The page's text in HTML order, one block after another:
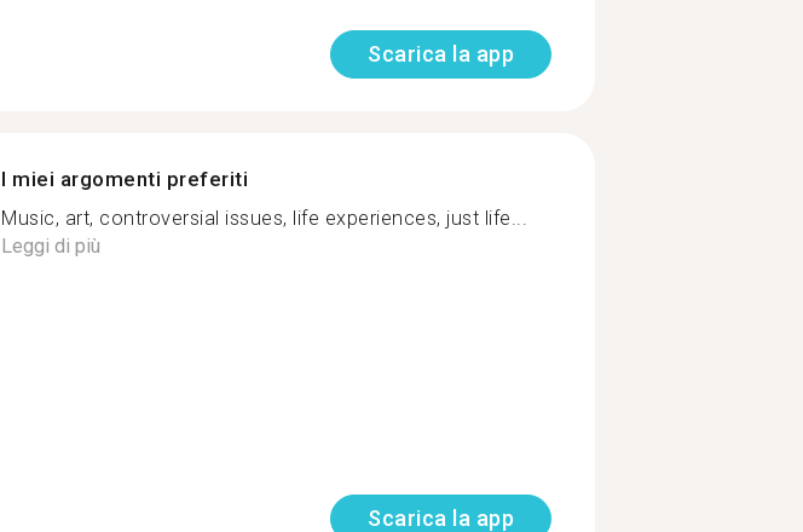
Scarica la app
I miei argomenti preferiti
Music, art, controversial issues, life experiences, just life...
Leggi di più
Scarica la app